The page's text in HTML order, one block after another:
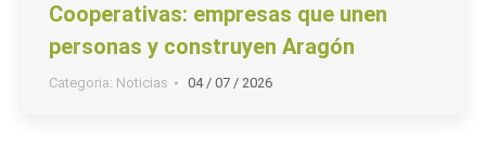
Cooperativas: empresas que unen
personas y construyen Aragón
Categoria: Noticias 04 / 07 / 2026